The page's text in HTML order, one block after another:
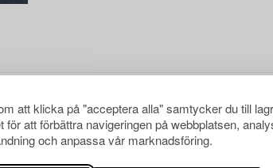
att klicka på "acceptera alla" samtycker du till
för att förbättra navigeringen på webbplatsen,
och anpassa vår marknadsföring.